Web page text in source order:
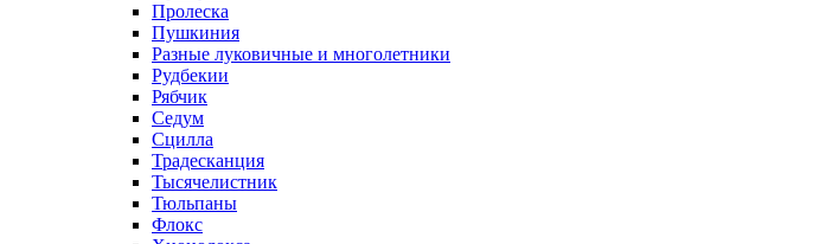
Пролеска
Пушкиния
Разные луковичные и многолетники
Рудбекии
Рябчик
Седум
Сцилла
Традесканция
Тысячелистник
Тюльпаны
Флокс